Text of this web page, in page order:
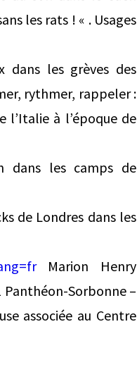
les rats ! « . Usages
dans les grèves des
rythmer, rappeler :
à l’époque de
dans les camps de
de Londres dans les
Marion Henry
Panthéon-Sorbonne –
associée au Centre